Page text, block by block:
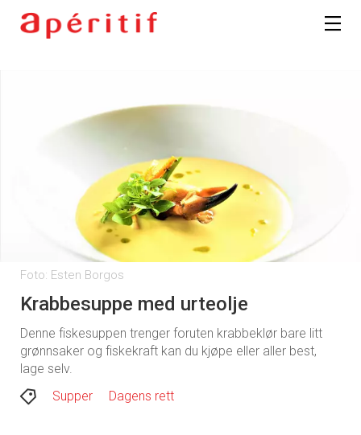
Foto: Esten Borgos
Krabbesuppe med urteolje
Denne fiskesuppen trenger foruten krabbeklør bare litt
grønnsaker og fiskekraft kan du kjøpe eller aller best,
lage selv.
Supper
Dagens rett